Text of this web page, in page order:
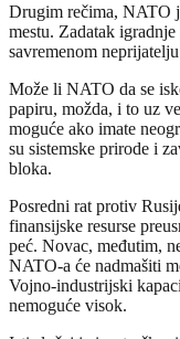
Drugim rečima, NATO
mestu. Zadatak
savremenom
Može li NATO da se
papiru, možda, i to uz
moguće ako imate
su sistemske prirode i
bloka.
Posredni rat protiv
finansijske resurse
peć. Novac, međutim,
NATO-a će nadmašiti
Vojno-industrijski
nemoguće visok.